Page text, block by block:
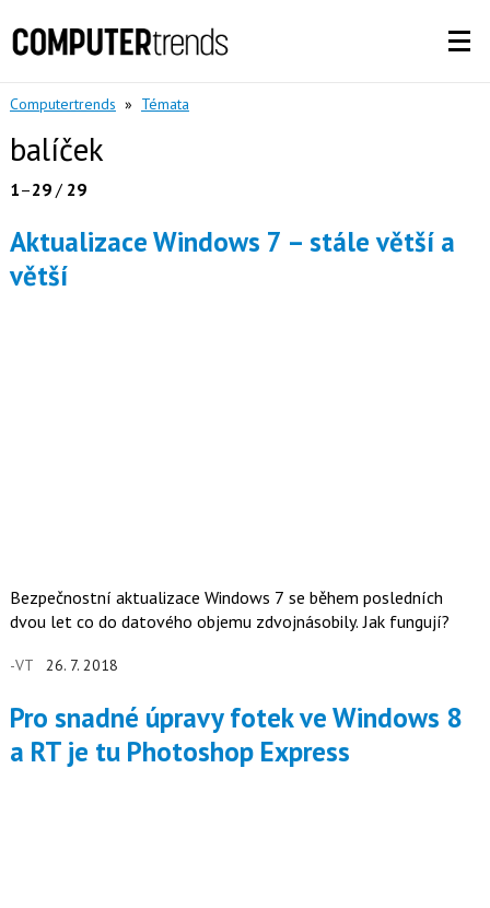
Computertrends » Témata
balíček
1–29/ 29
Aktualizace Windows 7 – stále větší a
větší
Bezpečnostní aktualizace Windows 7 se během posledních
dvou let co do datového objemu zdvojnásobily. Jak fungují?
-VT 26. 7. 2018
Pro snadné úpravy fotek ve Windows 8
a RT je tu Photoshop Express